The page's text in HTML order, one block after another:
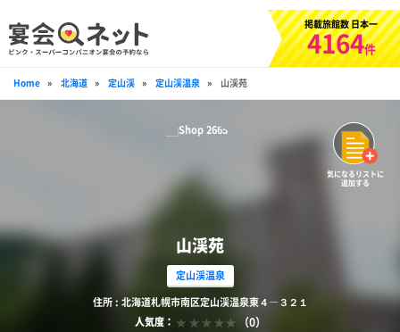
掲載旅館数 日本一
4164件
Home » 北海道 » 定山渓 » 定山渓温泉 » 山渓苑
山渓苑
定山渓温泉
住所 : 北海道札幌市南区定山渓温泉東４―３２１
人気度：
（0）
気になるリストに
追加する